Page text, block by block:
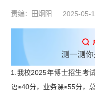
责编：田炯阳 2025-05-
1.我校2025年博士招生考
语≥40分，业务课≥55分，